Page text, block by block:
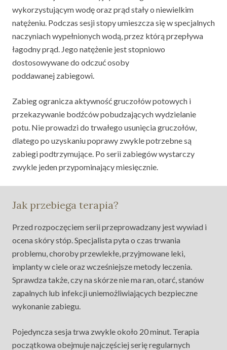
wykorzystującym wodę oraz prąd stały o niewielkim
natężeniu. Podczas sesji stopy umieszcza się w specjalnych
naczyniach wypełnionych wodą, przez którą przepływa
łagodny prąd. Jego natężenie jest stopniowo
dostosowywane do odczuć osoby
poddawanej zabiegowi.
Zabieg ogranicza aktywność gruczołów potowych i
przekazywanie bodźców pobudzających wydzielanie
potu. Nie prowadzi do trwałego usunięcia gruczołów,
dlatego po uzyskaniu poprawy zwykle potrzebne są
zabiegi podtrzymujące. Po serii zabiegów wystarczy
zwykle jeden przypominający miesięcznie.
Jak przebiega terapia?
Przed rozpoczęciem serii przeprowadzany jest wywiad i
ocena skóry stóp. Specjalista pyta o czas trwania
problemu, choroby przewlekłe, przyjmowane leki,
implanty w ciele oraz wcześniejsze metody leczenia.
Sprawdza także, czy na skórze nie ma ran, otarć, stanów
zapalnych lub infekcji uniemożliwiających bezpieczne
wykonanie zabiegu.
Pojedyncza sesja trwa zwykle około 20 minut. Terapia
początkowa obejmuje najczęściej serię regularnych